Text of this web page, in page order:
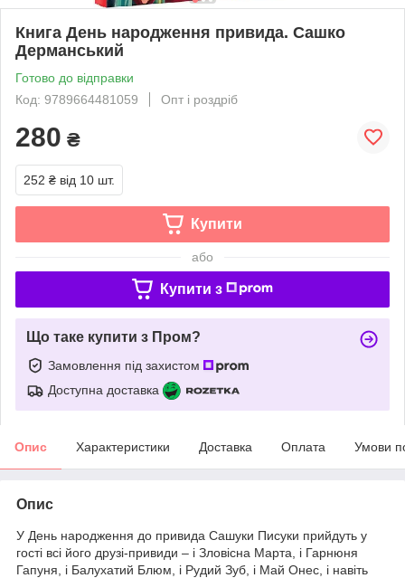
Книга День народження привида. Сашко
Дерманський
Готово до відправки
Код: 9789664481059
Опт і роздріб
280 ₴
252 ₴ від 10 шт.
Купити
або
Купити з
Що таке купити з Пром?
Замовлення під захистом
Доступна доставка
Опис Характеристики Доставка Оплата Умови
Опис
У День народження до привида Сашуки Писуки прийдуть у
гості всі його друзі-привиди – і Зловісна Марта, і Гарнюня
Гапуня, і Балухатий Блюм, і Рудий Зуб, і Май Онес, і навіть